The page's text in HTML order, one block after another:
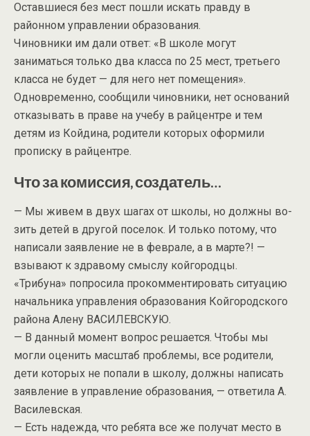
Оставшиеся без мест пошли искать правду в
районном управлении образования.
Чиновники им дали ответ: «В школе могут
заниматься только два класса по 25 мест, третьего
класса не будет — для него нет помещения».
Одновременно, сообщили чиновники, нет оснований
отказывать в праве на учебу в райцентре и тем
детям из Койдина, родители которых оформили
прописку в райцентре.
Что за комиссия, создатель…
— Мы живем в двух шагах от школы, но должны во-
зить детей в другой поселок. И только потому, что
написали заявление не в феврале, а в марте?! —
взывают к здравому смыслу койгородцы.
«Трибуна» попросила прокомментировать ситуацию
начальника управления образования Койгородского
района Алену ВАСИЛЕВСКУЮ.
— В данный момент вопрос решается. Чтобы мы
могли оценить масштаб проблемы, все родители,
дети которых не попали в школу, должны написать
заявление в управление образования, — ответила А.
Василевская.
— Есть надежда, что ребята все же получат место в